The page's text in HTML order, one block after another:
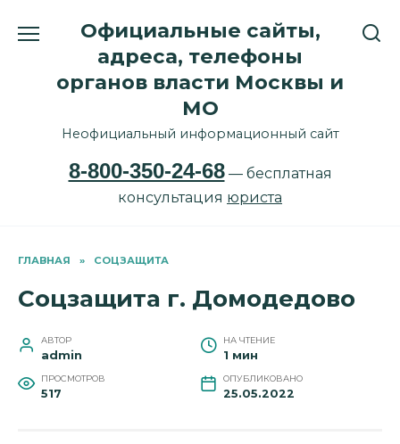
Официальные сайты,
адреса, телефоны
органов власти Москвы и
МО
Неофициальный информационный сайт
8-800-350-24-68— бесплатная
консультация юриста
ГЛАВНАЯ » СОЦЗАЩИТА
Соцзащита г. Домодедово
АВТОР
admin
НА ЧТЕНИЕ
1 мин
ПРОСМОТРОВ
517
ОПУБЛИКОВАНО
25.05.2022